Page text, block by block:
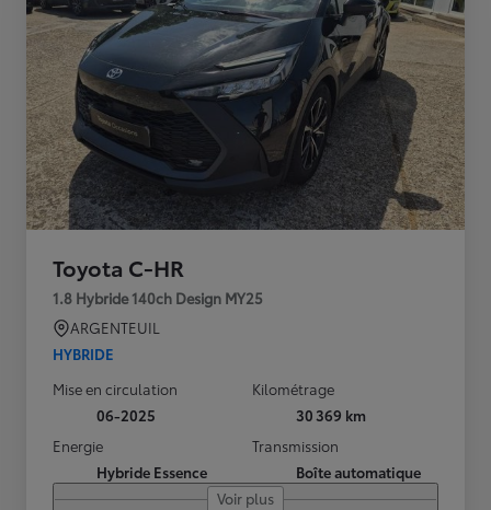
Toyota C-HR
1.8 Hybride 140ch Design MY25
ARGENTEUIL
HYBRIDE
Mise en circulation
06-2025
Kilométrage
30 369 km
Energie
Hybride Essence
Transmission
Boîte automatique
Voir plus